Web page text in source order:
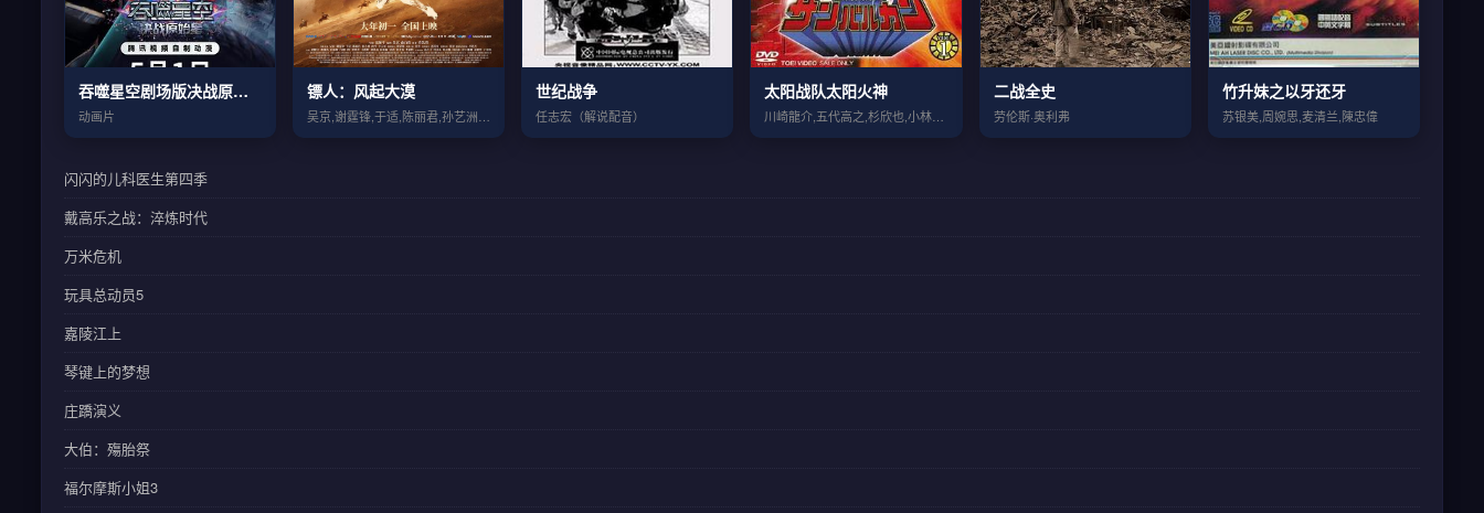
吞噬星空剧场版决战原始星
动画片
镖人：风起大漠 世纪战争
任志宏（解说配音）
太阳战队太阳火神 二战全史
劳伦斯·奥利弗
竹升妹之以牙还牙
苏银美,周婉思,麦清兰,陳忠偉
闪闪的儿科医生第四季
戴高乐之战：淬炼时代
万米危机
玩具总动员5
嘉陵江上
琴键上的梦想
庄蹻演义
大伯：殤胎祭
福尔摩斯小姐3